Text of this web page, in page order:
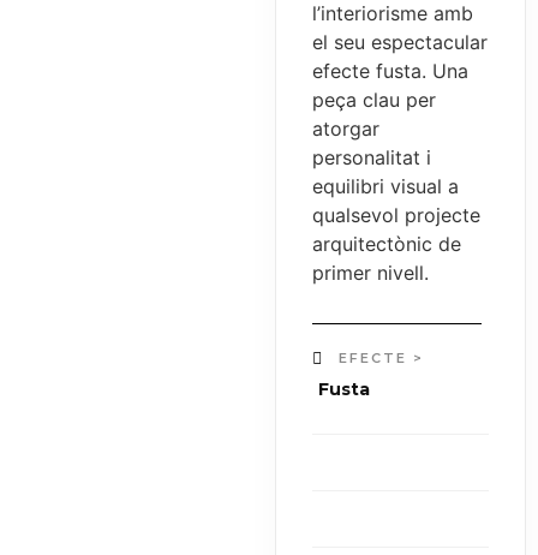
l’interiorisme amb
el seu espectacular
efecte fusta. Una
peça clau per
atorgar
personalitat i
equilibri visual a
qualsevol projecte
arquitectònic de
primer nivell.
EFECTE >
Fusta